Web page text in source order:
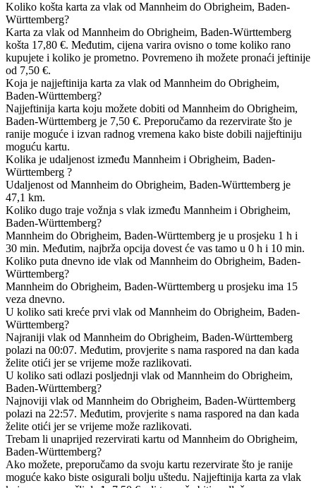
Koliko košta karta za vlak od Mannheim do Obrigheim, Baden-
Württemberg?
Karta za vlak od Mannheim do Obrigheim, Baden-Württemberg
košta 17,80 €. Međutim, cijena varira ovisno o tome koliko rano
kupujete i koliko je prometno. Povremeno ih možete pronaći jeftinije
od 7,50 €.
Koja je najjeftinija karta za vlak od Mannheim do Obrigheim,
Baden-Württemberg?
Najjeftinija karta koju možete dobiti od Mannheim do Obrigheim,
Baden-Württemberg je 7,50 €. Preporučamo da rezervirate što je
ranije moguće i izvan radnog vremena kako biste dobili najjeftiniju
moguću kartu.
Kolika je udaljenost između Mannheim i Obrigheim, Baden-
Württemberg ?
Udaljenost od Mannheim do Obrigheim, Baden-Württemberg je
47,1 km.
Koliko dugo traje vožnja s vlak između Mannheim i Obrigheim,
Baden-Württemberg?
Mannheim do Obrigheim, Baden-Württemberg je u prosjeku 1 h i
30 min. Međutim, najbrža opcija dovest će vas tamo u 0 h i 10 min.
Koliko puta dnevno ide vlak od Mannheim do Obrigheim, Baden-
Württemberg?
Mannheim do Obrigheim, Baden-Württemberg u prosjeku ima 15
veza dnevno.
U koliko sati kreće prvi vlak od Mannheim do Obrigheim, Baden-
Württemberg?
Najraniji vlak od Mannheim do Obrigheim, Baden-Württemberg
polazi na 00:07. Međutim, provjerite s nama raspored na dan kada
želite otići jer se vrijeme može razlikovati.
U koliko sati odlazi posljednji vlak od Mannheim do Obrigheim,
Baden-Württemberg?
Najnoviji vlak od Mannheim do Obrigheim, Baden-Württemberg
polazi na 22:57. Međutim, provjerite s nama raspored na dan kada
želite otići jer se vrijeme može razlikovati.
Trebam li unaprijed rezervirati kartu od Mannheim do Obrigheim,
Baden-Württemberg?
Ako možete, preporučamo da svoju kartu rezervirate što je ranije
moguće kako biste osigurali bolju uštedu. Najjeftinija karta za vlak